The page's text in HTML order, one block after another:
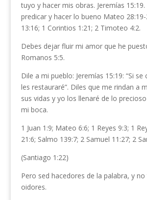
tuyo y hacer mis obras. Jeremías
predicar y hacer lo bueno Mateo
13:16; 1 Corintios 1:21; 2 Timoteo 4:2.
Debes dejar fluir mi amor que he
Romanos 5:5.
Dile a mi pueblo: Jeremías 15:19: “Si
les restauraré”. Diles que me rindan a
sus vidas y yo los llenaré de lo
mi boca.
1 Juan 1:9; Mateo 6:6; 1 Reyes 9:3; 1
21:6; Salmo 139:7; 2 Samuel 11:27; 2
(Santiago 1:22)
Pero sed hacedores de la palabra, y
oidores.